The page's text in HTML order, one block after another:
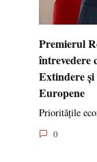
Premierul
întrevedere
Extindere și
Europene
Prioritățile
0